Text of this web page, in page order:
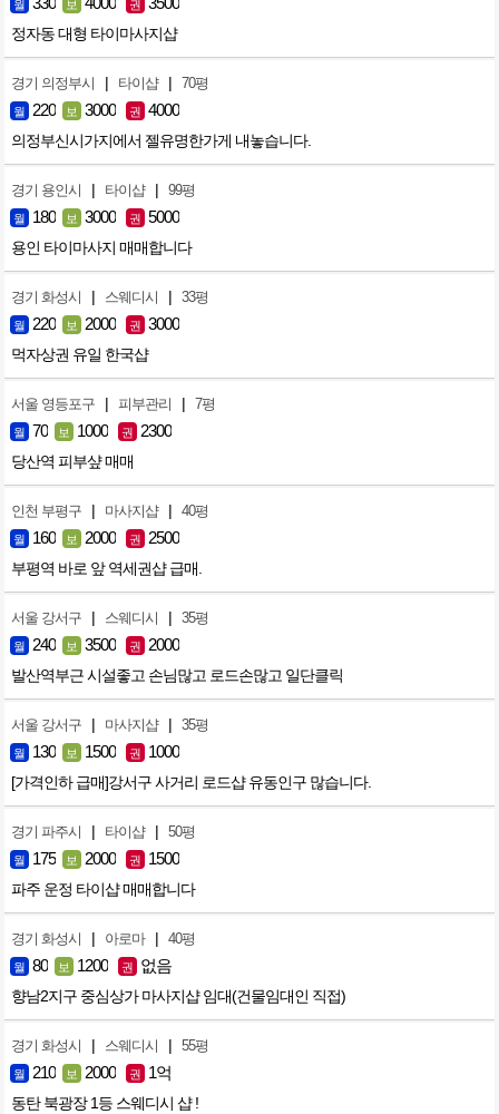
월 보 권
정자동 대형 타이마사지샵
경기 의정부시 | 타이샵 | 70평
월 220 보 3000 권 4000
의정부신시가지에서 젤유명한가게 내놓습니다.
경기 용인시 | 타이샵 | 99평
월 180 보 3000 권 5000
용인 타이마사지 매매합니다
경기 화성시 | 스웨디시 | 33평
월 220 보 2000 권 3000
먹자상권 유일 한국샵
서울 영등포구 | 피부관리 | 7평
월 70 보 1000 권 2300
당산역 피부샾 매매
인천 부평구 | 마사지샵 | 40평
월 160 보 2000 권 2500
부평역 바로 앞 역세권샵 급매.
서울 강서구 | 스웨디시 | 35평
월 240 보 3500 권 2000
발산역부근 시설좋고 손님많고 로드손많고 일단클릭
서울 강서구 | 마사지샵 | 35평
월 130 보 1500 권 1000
[가격인하 급매]강서구 사거리 로드샵 유동인구 많습니다.
경기 파주시 | 타이샵 | 50평
월 175 보 2000 권 1500
파주 운정 타이샵 매매합니다
경기 화성시 | 아로마 | 40평
월 80 보 1200 권 없음
향남2지구 중심상가 마사지샵 임대(건물임대인 직접)
경기 화성시 | 스웨디시 | 55평
월 210 보 2000 권 1억
동탄 북광장 1등 스웨디시 샵 !